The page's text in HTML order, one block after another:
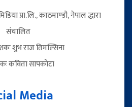
प्रा.लि., काठमाण्डौ, नेपाल द्धारा
संचालित
शुभ राज तिमल्सिना
कविता सापकोटा
Media